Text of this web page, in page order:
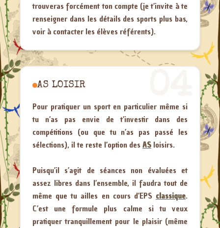
trouveras forcément ton compte (je t’invite à te
renseigner dans les détails des sports plus bas,
voir à contacter les élèves référents).
AS LOISIR
Pour pratiquer un sport en particulier même si
tu n’as pas envie de t’investir dans des
compétitions (ou que tu n’as pas passé les
sélections), il te reste l’option desAS loisirs.
Puisqu’il s’agit de séances non évaluées et
assez libres dans l’ensemble, il faudra tout de
même que tu ailles en cours d’EPS classique.
C’est une formule plus calme si tu veux
pratiquer tranquillement pour le plaisir (même